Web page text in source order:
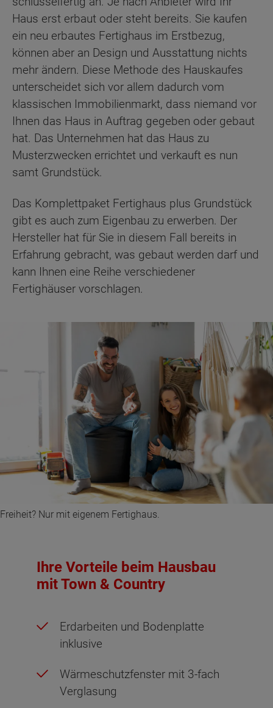
Haus erst erbaut oder steht bereits. Sie kaufen
ein neu erbautes Fertighaus im Erstbezug,
können aber an Design und Ausstattung nichts
mehr ändern. Diese Methode des Hauskaufes
unterscheidet sich vor allem dadurch vom
klassischen Immobilienmarkt, dass niemand vor
Ihnen das Haus in Auftrag gegeben oder gebaut
hat. Das Unternehmen hat das Haus zu
Musterzwecken errichtet und verkauft es nun
samt Grundstück.
Das Komplettpaket Fertighaus plus Grundstück
gibt es auch zum Eigenbau zu erwerben. Der
Hersteller hat für Sie in diesem Fall bereits in
Erfahrung gebracht, was gebaut werden darf und
kann Ihnen eine Reihe verschiedener
Fertighäuser vorschlagen.
Freiheit? Nur mit eigenem Fertighaus.
Ihre Vorteile beim Hausbau
mit Town & Country
Erdarbeiten und Bodenplatte
inklusive
Wärmeschutzfenster mit 3-fach
Verglasung